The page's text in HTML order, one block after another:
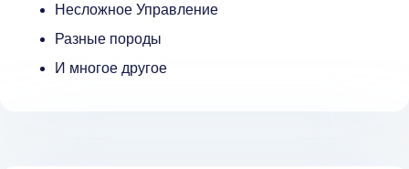
Несложное Управление
Разные породы
И многое другое